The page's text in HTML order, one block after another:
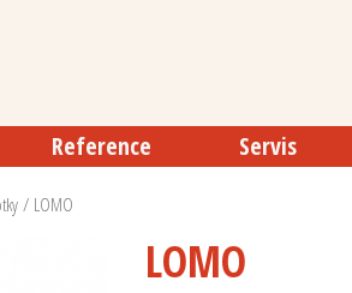
Reference Servis
/ LOMO
LOMO